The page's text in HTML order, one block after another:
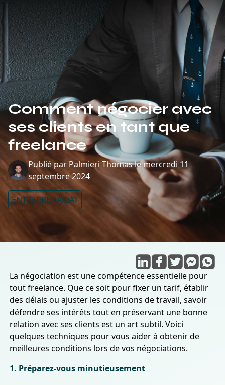
Comment négocier avec
ses clients en tant que
freelance
Publié par Palmieri Thomaslemercredi 11
septembre 2024
ENTREPRENARIAT
La négociation est une compétence essentielle pour
tout freelance. Que ce soit pour fixer un tarif, établir
des délais ou ajuster les conditions de travail, savoir
défendre ses intérêts tout en préservant une bonne
relation avec ses clients est un art subtil. Voici
quelques techniques pour vous aider à obtenir de
meilleures conditions lors de vos négociations.
1. Préparez-vous minutieusement